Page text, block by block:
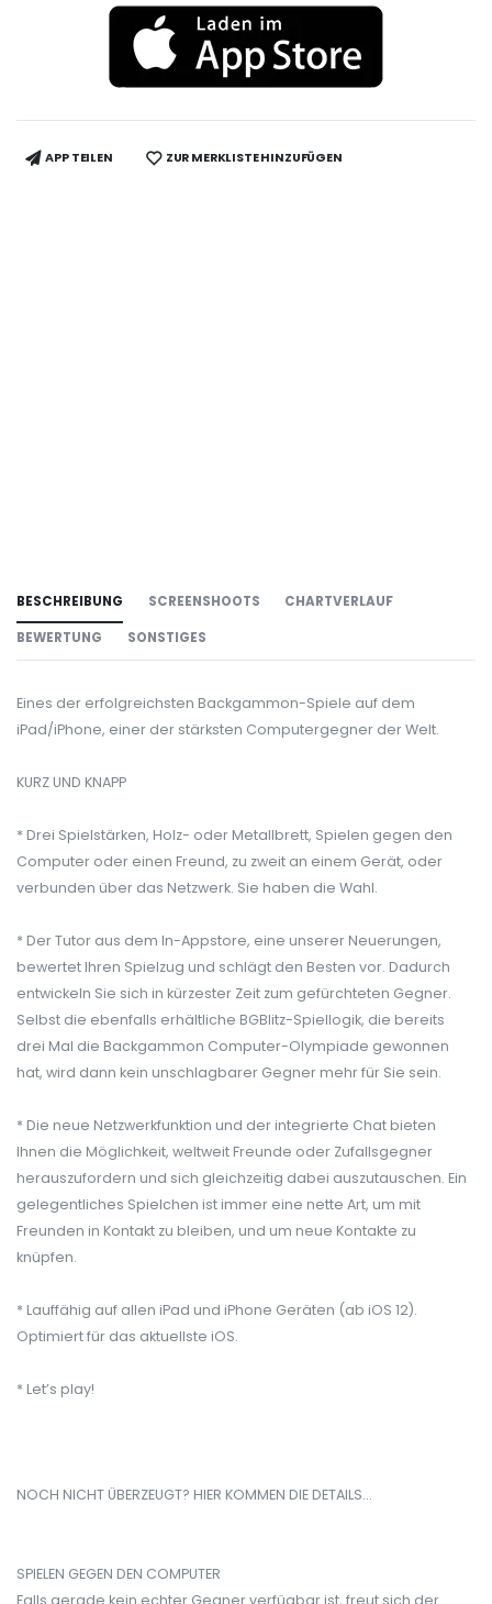
APP TEILEN ZUR MERKLISTE HINZUFÜGEN
BESCHREIBUNG SCREENSHOOTS CHARTVERLAUF
BEWERTUNG SONSTIGES
Eines der erfolgreichsten Backgammon-Spiele auf dem
iPad/iPhone, einer der stärksten Computergegner der Welt.
KURZ UND KNAPP
* Drei Spielstärken, Holz- oder Metallbrett, Spielen gegen den
Computer oder einen Freund, zu zweit an einem Gerät, oder
verbunden über das Netzwerk. Sie haben die Wahl.
* Der Tutor aus dem In-Appstore, eine unserer Neuerungen,
bewertet Ihren Spielzug und schlägt den Besten vor. Dadurch
entwickeln Sie sich in kürzester Zeit zum gefürchteten Gegner.
Selbst die ebenfalls erhältliche BGBlitz-Spiellogik, die bereits
drei Mal die Backgammon Computer-Olympiade gewonnen
hat, wird dann kein unschlagbarer Gegner mehr für Sie sein.
* Die neue Netzwerkfunktion und der integrierte Chat bieten
Ihnen die Möglichkeit, weltweit Freunde oder Zufallsgegner
herauszufordern und sich gleichzeitig dabei auszutauschen. Ein
gelegentliches Spielchen ist immer eine nette Art, um mit
Freunden in Kontakt zu bleiben, und um neue Kontakte zu
knüpfen.
* Lauffähig auf allen iPad und iPhone Geräten (ab iOS 12).
Optimiert für das aktuellste iOS.
* Let’s play!
NOCH NICHT ÜBERZEUGT? HIER KOMMEN DIE DETAILS...
SPIELEN GEGEN DEN COMPUTER
Falls gerade kein echter Gegner verfügbar ist, freut sich der